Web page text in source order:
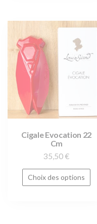
Cigale Evocation 22
Cm
35,50 €
Choix des options